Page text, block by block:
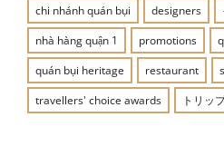
chi nhánh quán bụi
designers
nhà hàng quận 1
promotions
quán bụi heritage
restaurant
travellers' choice awards
トリッ